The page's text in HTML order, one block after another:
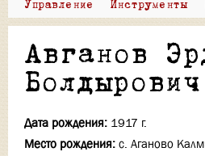
Управление Инструменты
Авганов
Дата рождения: 1917 г.
Место рождения: с. Аганово